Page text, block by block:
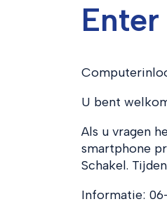
Enter
U bent
Als u vragen
smartphone
Schakel.
Informatie: